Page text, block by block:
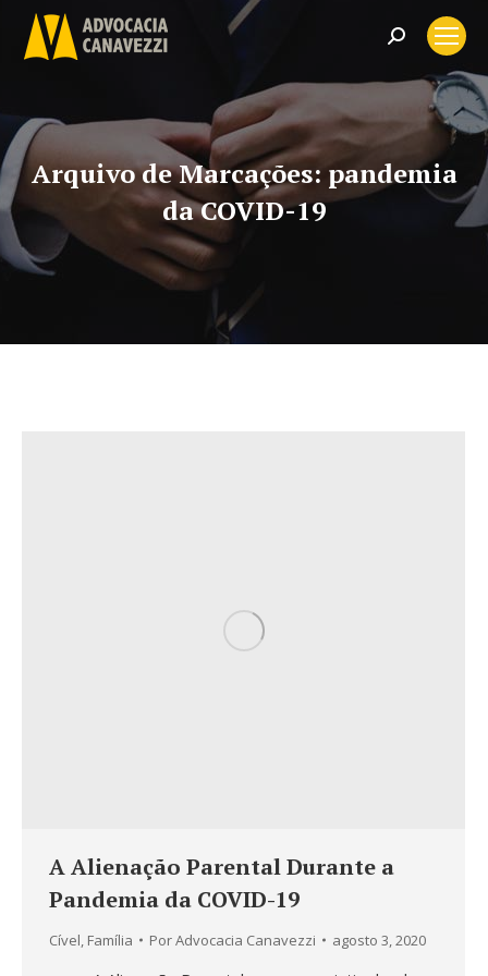
Search:
Arquivo de Marcações:pandemia
da COVID-19
A Alienação Parental Durante a
Pandemia da COVID-19
Cível Família PorAdvocacia Canavezzi agosto 3, 2020